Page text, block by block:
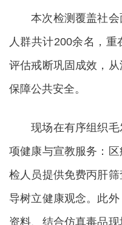
本次检测覆盖社会
人群共计200余名，重
评估戒断巩固成效，从
保障公共安全。
现场在有序组织毛
项健康与宣教服务：
检人员提供免费丙肝筛
导树立健康观念。此
资料、结合仿真毒品